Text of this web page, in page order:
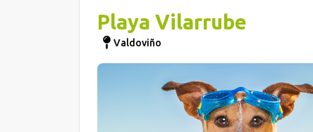
Playa Vilarrube
Valdoviño